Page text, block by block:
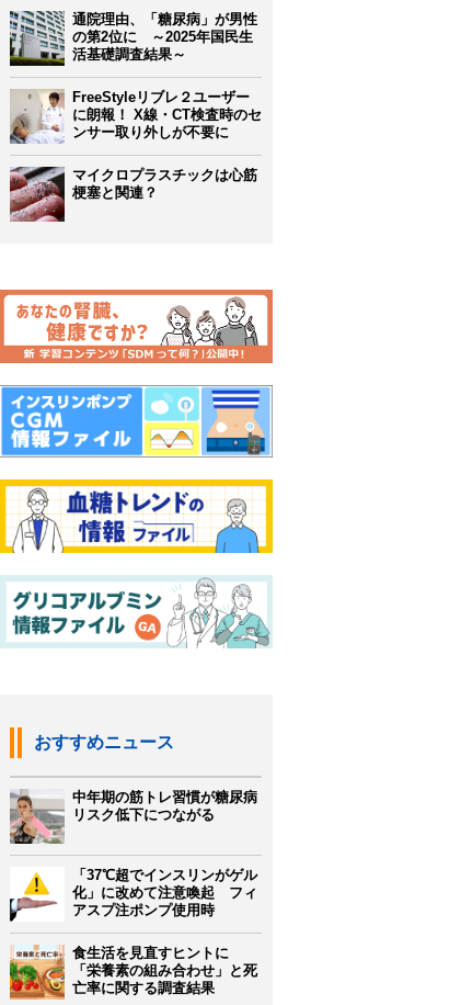
通院理由、「糖尿病」が男性
の第2位に ～2025年国民生
活基礎調査結果～
FreeStyleリブレ２ユーザー
に朗報！ X線・CT検査時のセ
ンサー取り外しが不要に
マイクロプラスチックは心筋
梗塞と関連？
おすすめニュース
中年期の筋トレ習慣が糖尿病
リスク低下につながる
「37℃超でインスリンがゲル
化」に改めて注意喚起 フィ
アスプ注ポンプ使用時
食生活を見直すヒントに
「栄養素の組み合わせ」と死
亡率に関する調査結果